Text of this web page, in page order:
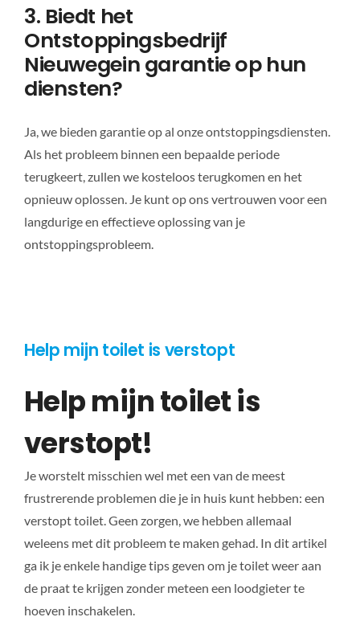
3. Biedt het
Ontstoppingsbedrijf
Nieuwegein garantie op hun
diensten?
Ja, we bieden garantie op al onze ontstoppingsdiensten.
Als het probleem binnen een bepaalde periode
terugkeert, zullen we kosteloos terugkomen en het
opnieuw oplossen. Je kunt op ons vertrouwen voor een
langdurige en effectieve oplossing van je
ontstoppingsprobleem.
Help mijn toilet is verstopt
Help mijn toilet is
verstopt!
Je worstelt misschien wel met een van de meest
frustrerende problemen die je in huis kunt hebben: een
verstopt toilet. Geen zorgen, we hebben allemaal
weleens met dit probleem te maken gehad. In dit artikel
ga ik je enkele handige tips geven om je toilet weer aan
de praat te krijgen zonder meteen een loodgieter te
hoeven inschakelen.